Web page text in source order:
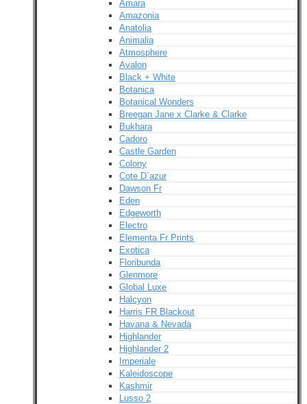
Amara
Amazonia
Anatolia
Animalia
Atmosphere
Avalon
Black + White
Botanica
Botanical Wonders
Breegan Jane x Clarke & Clarke
Bukhara
Cadoro
Castle Garden
Colony
Cote D`azur
Dawson Fr
Eden
Edgeworth
Electro
Elementa Fr Prints
Exotica
Floribunda
Glenmore
Global Luxe
Halcyon
Harris FR Blackout
Havana & Nevada
Highlander
Highlander 2
Imperiale
Kaleidoscope
Kashmir
Lusso 2